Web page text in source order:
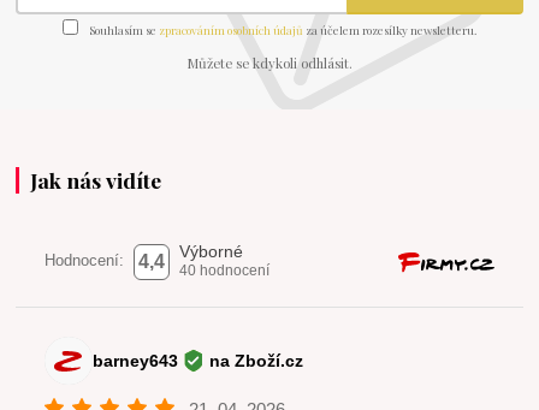
Souhlasím se zpracováním osobních údajů za účelem rozesílky newsletteru.
Můžete se kdykoli odhlásit.
Jak nás vidíte